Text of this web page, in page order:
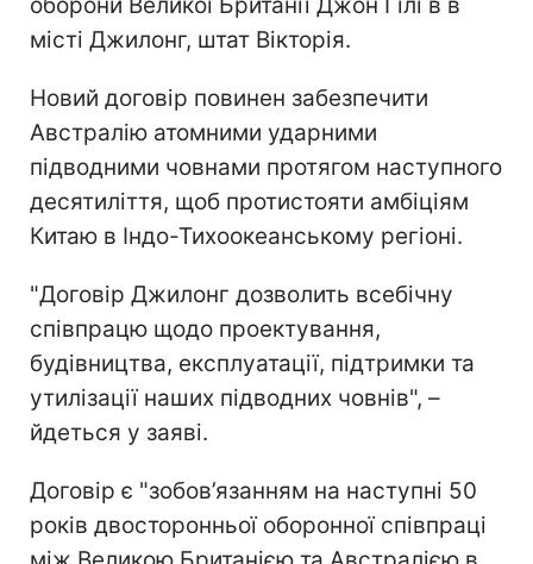
місті Джилонг, штат Вікторія.
Новий договір повинен забезпечити
Австралію атомними ударними
підводними човнами протягом наступного
десятиліття, щоб протистояти амбіціям
Китаю в Індо-Тихоокеанському регіоні.
"Договір Джилонг дозволить всебічну
співпрацю щодо проектування,
будівництва, експлуатації, підтримки та
утилізації наших підводних човнів", –
йдеться у заяві.
Договір є "зобов’язанням на наступні 50
років двосторонньої оборонної співпраці